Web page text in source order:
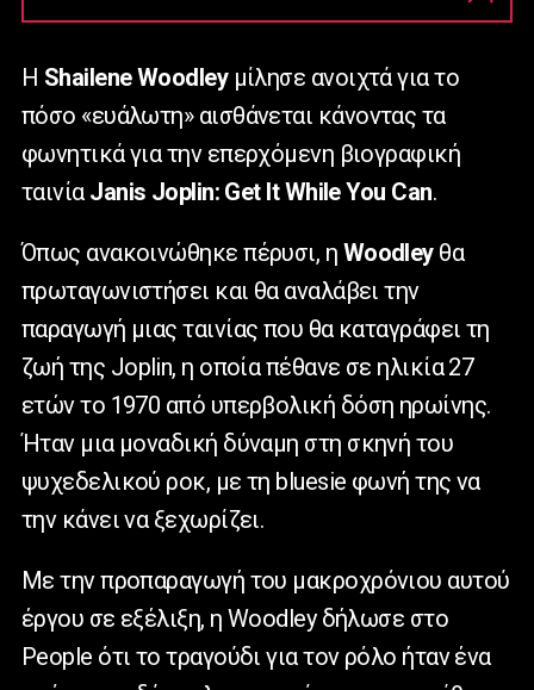
Η ShaileneWoodleyμίλησε ανοιχτά για το
πόσο «ευάλωτη» αισθάνεται κάνοντας τα
φωνητικά για την επερχόμενη βιογραφική
ταινία Janis Joplin: Get It WhileYou Can.
Όπως ανακοινώθηκε πέρυσι, η Woodleyθα
πρωταγωνιστήσει και θα αναλάβει την
παραγωγή μιας ταινίας που θα καταγράφει τη
ζωή της Joplin, η οποία πέθανε σε ηλικία 27
ετών το 1970 από υπερβολική δόση ηρωίνης.
Ήταν μια μοναδική δύναμη στη σκηνή του
ψυχεδελικού ροκ, με τη bluesie φωνή της να
την κάνει να ξεχωρίζει.
Με την προπαραγωγή του μακροχρόνιου αυτού
έργου σε εξέλιξη, η Woodley δήλωσε στο
People ότι το τραγούδι για τον ρόλο ήταν ένα